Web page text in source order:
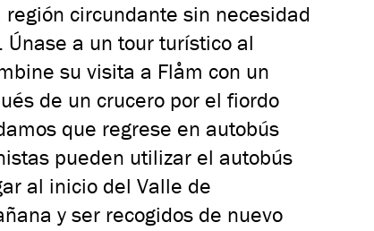
circundante sin necesidad
Únase a un tour turístico al
su visita a Flåm con un
de un crucero por el fiordo
que regrese en autobús
pueden utilizar el autobús
al inicio del Valle de
y ser recogidos de nuevo